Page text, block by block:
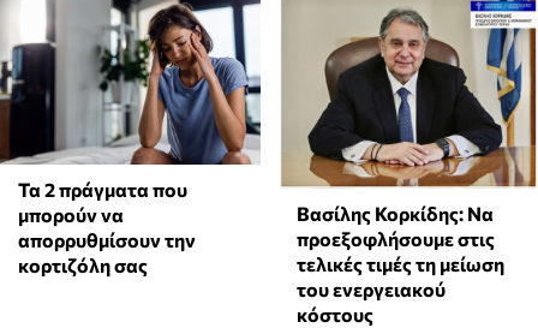
Τα 2 πράγματα που
μπορούν να
απορρυθμίσουν την
κορτιζόλη σας
Βασίλης Κορκίδης: Να
προεξοφλήσουμε στις
τελικές τιμές τη μείωση
του ενεργειακού
κόστους